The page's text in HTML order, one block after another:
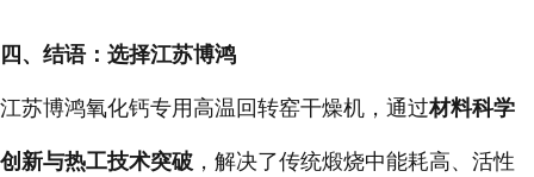
四、结语：选择江苏博鸿
江苏博鸿氧化钙专用高温回转窑干燥机，通过材料科学
创新与热工技术突破 ，解决了传统煅烧中能耗高、活性